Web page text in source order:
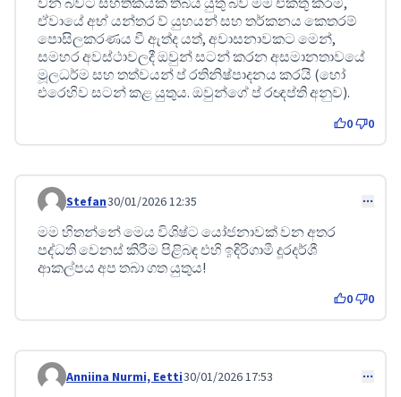
ඒවායේ අභ් යන්තර ව් යුහයන් සහ තර්කනය කෙතරම්
පොසිලකරණය වී ඇත්ද යත්, අවාසනාවකට මෙන්,
සමහර අවස්ථාවලදී ඔවුන් සටන් කරන අසමානතාවයේ
මූලධර්ම සහ තත්වයන් ප් රතිනිෂ්පාදනය කරයි (හෝ
එරෙහිව සටන් කළ යුතුය. ඔවුන්ගේ ප් රඥප්ති අනුව).
0 0
Comment 645
Stefan30/01/2026 12:35
මම හිතන්නේ මෙය විශිෂ්ට යෝජනාවක් වන අතර
පද්ධති වෙනස් කිරීම පිළිබඳ එහි ඉදිරිගාමී දූරදර්ශී
ආකල්පය අප තබා ගත යුතුය!
0 0
Comment 659
Anniina Nurmi, Eetti30/01/2026 17:53